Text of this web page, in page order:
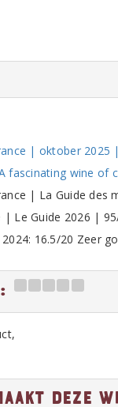
| oktober
fascinating wine of
| La Guide
| Le Guide 2026 |
16.5/20 Zeer
deze